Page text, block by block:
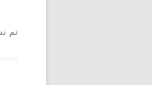
تم